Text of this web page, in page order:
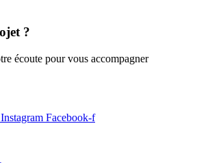
?
écoute pour vous accompagner
Instagram Facebook-f